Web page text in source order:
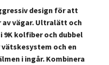
design för att
av vägar. Ultralätt och
9K kolfiber och dubbel
och en
i ingår. Kombinera